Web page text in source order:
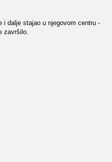
i dalje stajao u njegovom centru -
završilo.